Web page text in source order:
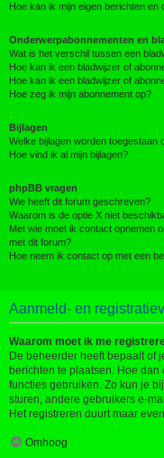
Hoe kan ik mijn eigen berichten en
Onderwerpabonnementen en
Wat is het verschil tussen een
Hoe kan ik een bladwijzer of
Hoe kan ik een bladwijzer of
Hoe zeg ik mijn abonnement op?
Bijlagen
Welke bijlagen worden toegestaan
Hoe vind ik al mijn bijlagen?
phpBB vragen
Wie heeft dit forum geschreven?
Waarom is de optie X niet
Met wie moet ik contact opnemen
met dit forum?
Hoe neem ik contact op met een
Aanmeld- en
Waarom moet ik me
De beheerder heeft bepaalt of
berichten te plaatsen. Hoe
functies gebruiken. Zo kun je
sturen, andere gebruikers e-
Het registreren duurt maar
Omhoog